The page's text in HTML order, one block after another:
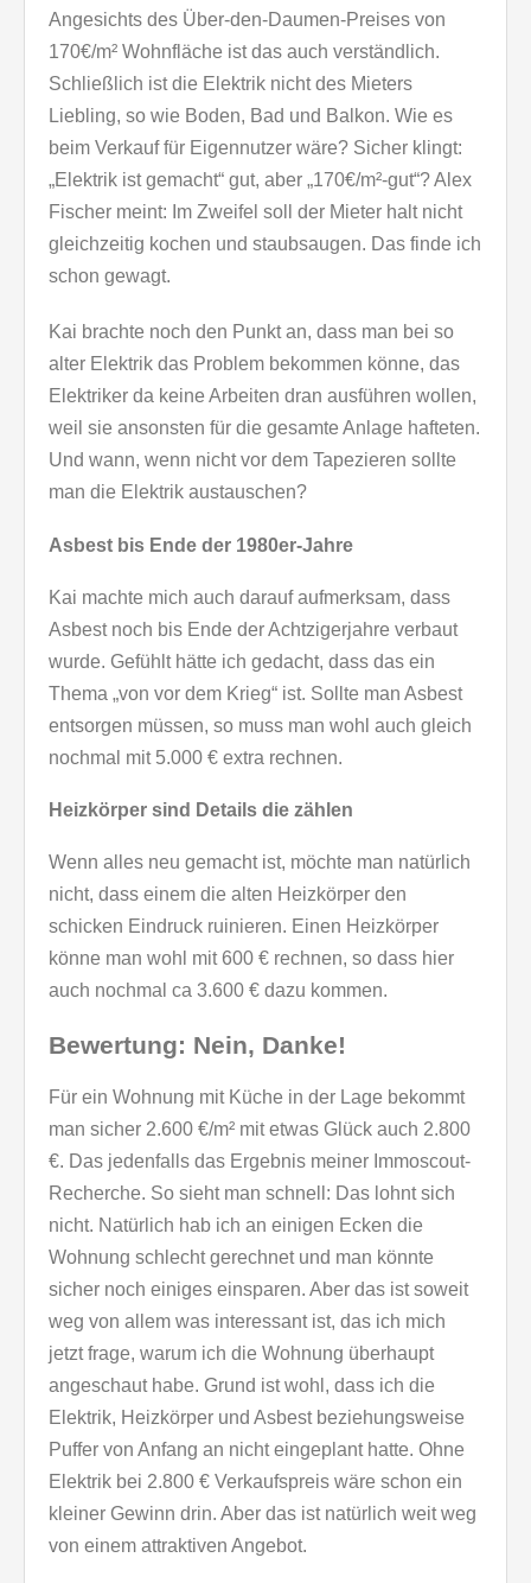
Angesichts des Über-den-Daumen-Preises von
170€/m² Wohnfläche ist das auch verständlich.
Schließlich ist die Elektrik nicht des Mieters
Liebling, so wie Boden, Bad und Balkon. Wie es
beim Verkauf für Eigennutzer wäre? Sicher klingt:
„Elektrik ist gemacht“ gut, aber „170€/m²-gut“? Alex
Fischer meint: Im Zweifel soll der Mieter halt nicht
gleichzeitig kochen und staubsaugen. Das finde ich
schon gewagt.
Kai brachte noch den Punkt an, dass man bei so
alter Elektrik das Problem bekommen könne, das
Elektriker da keine Arbeiten dran ausführen wollen,
weil sie ansonsten für die gesamte Anlage hafteten.
Und wann, wenn nicht vor dem Tapezieren sollte
man die Elektrik austauschen?
Asbest bis Ende der 1980er-Jahre
Kai machte mich auch darauf aufmerksam, dass
Asbest noch bis Ende der Achtzigerjahre verbaut
wurde. Gefühlt hätte ich gedacht, dass das ein
Thema „von vor dem Krieg“ ist. Sollte man Asbest
entsorgen müssen, so muss man wohl auch gleich
nochmal mit 5.000 € extra rechnen.
Heizkörper sind Details die zählen
Wenn alles neu gemacht ist, möchte man natürlich
nicht, dass einem die alten Heizkörper den
schicken Eindruck ruinieren. Einen Heizkörper
könne man wohl mit 600 € rechnen, so dass hier
auch nochmal ca 3.600 € dazu kommen.
Bewertung: Nein, Danke!
Für ein Wohnung mit Küche in der Lage bekommt
man sicher 2.600 €/m² mit etwas Glück auch 2.800
€. Das jedenfalls das Ergebnis meiner Immoscout-
Recherche. So sieht man schnell: Das lohnt sich
nicht. Natürlich hab ich an einigen Ecken die
Wohnung schlecht gerechnet und man könnte
sicher noch einiges einsparen. Aber das ist soweit
weg von allem was interessant ist, das ich mich
jetzt frage, warum ich die Wohnung überhaupt
angeschaut habe. Grund ist wohl, dass ich die
Elektrik, Heizkörper und Asbest beziehungsweise
Puffer von Anfang an nicht eingeplant hatte. Ohne
Elektrik bei 2.800 € Verkaufspreis wäre schon ein
kleiner Gewinn drin. Aber das ist natürlich weit weg
von einem attraktiven Angebot.